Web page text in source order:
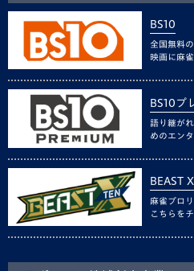
BS10
全国無料
映画に麻
BS10プ
語り継が
めのエン
BEAST X
麻雀プロ
こちらを